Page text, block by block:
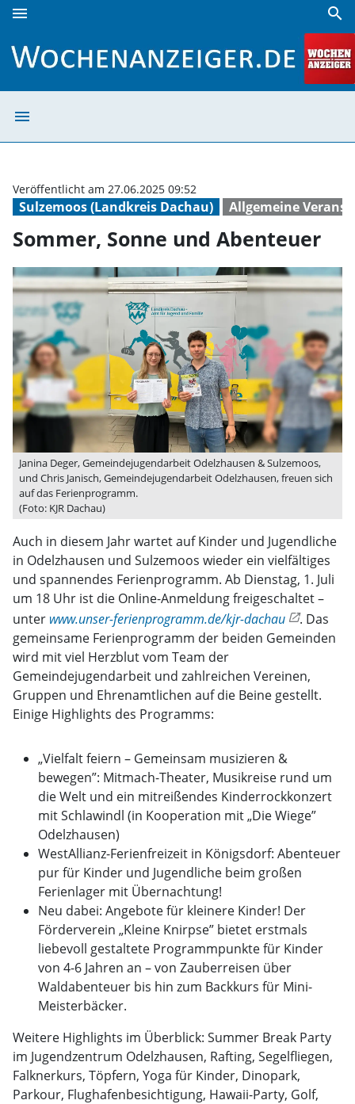
menu search
menu
Sulzemoos (Landkreis Dachau) Allgemeine
Veröffentlicht am 27.06.2025 09:52
Sommer, Sonne und Abenteuer
Janina Deger, Gemeindejugendarbeit Odelzhausen & Sulzemoos,
und Chris Janisch, Gemeindejugendarbeit Odelzhausen, freuen sich
auf das Ferienprogramm.
(Foto: KJR Dachau)
Auch in diesem Jahr wartet auf Kinder und Jugendliche
in Odelzhausen und Sulzemoos wieder ein vielfältiges
und spannendes Ferienprogramm. Ab Dienstag, 1. Juli
um 18 Uhr ist die Online-Anmeldung freigeschaltet –
unter www.unser-ferienprogramm.de/kjr-dachau
. Das
gemeinsame Ferienprogramm der beiden Gemeinden
wird mit viel Herzblut vom Team der
Gemeindejugendarbeit und zahlreichen Vereinen,
Gruppen und Ehrenamtlichen auf die Beine gestellt.
Einige Highlights des Programms:
„Vielfalt feiern – Gemeinsam musizieren &
bewegen”: Mitmach-Theater, Musikreise rund um
die Welt und ein mitreißendes Kinderrockkonzert
mit Schlawindl (in Kooperation mit „Die Wiege”
Odelzhausen)
WestAllianz-Ferienfreizeit in Königsdorf: Abenteuer
pur für Kinder und Jugendliche beim großen
Ferienlager mit Übernachtung!
Neu dabei: Angebote für kleinere Kinder! Der
Förderverein „Kleine Knirpse” bietet erstmals
liebevoll gestaltete Programmpunkte für Kinder
von 4-6 Jahren an – von Zauberreisen über
Waldabenteuer bis hin zum Backkurs für Mini-
Meisterbäcker.
Weitere Highlights im Überblick: Summer Break Party
im Jugendzentrum Odelzhausen, Rafting, Segelfliegen,
Falknerkurs, Töpfern, Yoga für Kinder, Dinopark,
Parkour, Flughafenbesichtigung, Hawaii-Party, Golf,